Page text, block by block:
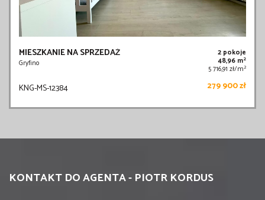
MIESZKANIE NA SPRZEDAŻ
Gryfino
2 pokoje
48,96 m2
5 716,91 zł/m2
KNG-MS-12384 279 900 zł
KONTAKT DO AGENTA - PIOTR KORDUS